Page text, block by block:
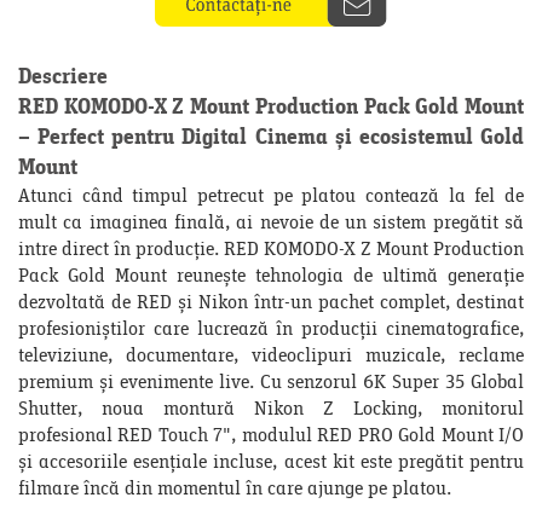
Descriere
RED KOMODO-X Z Mount Production Pack Gold Mount
– Perfect pentru Digital Cinema și ecosistemul Gold
Mount
Atunci când timpul petrecut pe platou contează la fel de
mult ca imaginea finală, ai nevoie de un sistem pregătit să
intre direct în producție. RED KOMODO-X Z Mount Production
Pack Gold Mount reunește tehnologia de ultimă generație
dezvoltată de RED și Nikon într-un pachet complet, destinat
profesioniștilor care lucrează în producții cinematografice,
televiziune, documentare, videoclipuri muzicale, reclame
premium și evenimente live. Cu senzorul 6K Super 35 Global
Shutter, noua montură Nikon Z Locking, monitorul
profesional RED Touch 7", modulul RED PRO Gold Mount I/O
și accesoriile esențiale incluse, acest kit este pregătit pentru
filmare încă din momentul în care ajunge pe platou.